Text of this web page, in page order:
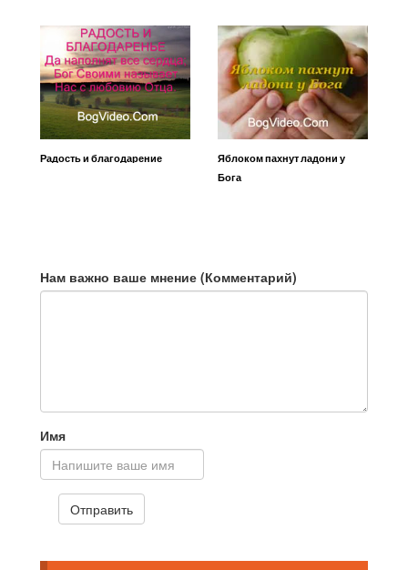
Радость и благодарение
Яблоком пахнут ладони у
Бога
Нам важно ваше мнение (Комментарий)
Имя